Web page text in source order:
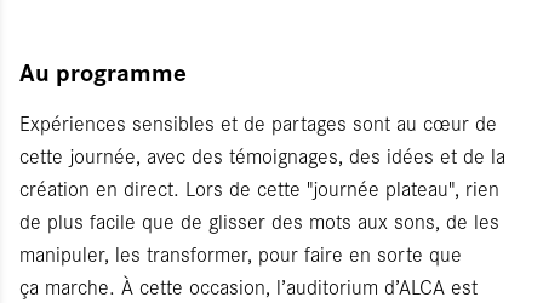
Au programme
Expériences sensibles et de partages sont au cœur de
cette journée, avec des témoignages, des idées et de la
création en direct. Lors de cette "journée plateau", rien
de plus facile que de glisser des mots aux sons, de les
manipuler, les transformer, pour faire en sorte que
ça marche. À cette occasion, l’auditorium d’ALCA est